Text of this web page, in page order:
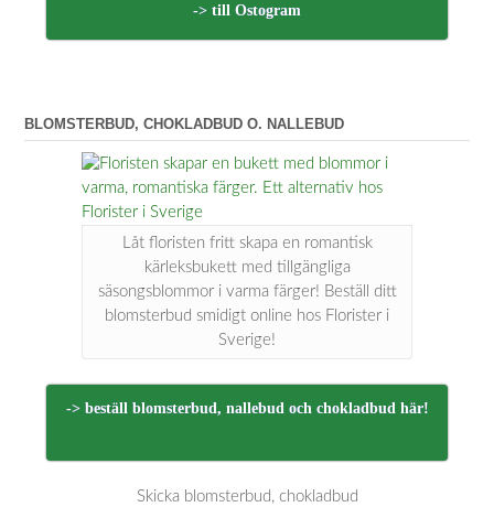
-> till Ostogram
BLOMSTERBUD, CHOKLADBUD O. NALLEBUD
Låt floristen fritt skapa en romantisk
kärleksbukett med tillgängliga
säsongsblommor i varma färger! Beställ ditt
blomsterbud smidigt online hos Florister i
Sverige!
-> beställ blomsterbud, nallebud och chokladbud här!
Skicka blomsterbud, chokladbud